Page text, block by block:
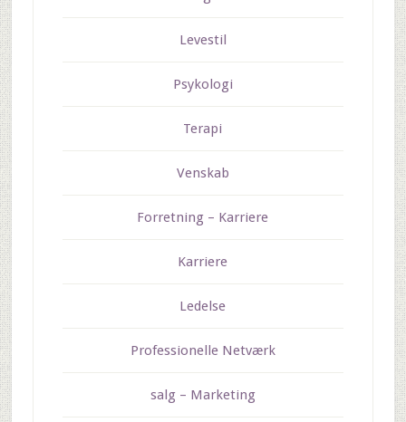
Levestil
Psykologi
Terapi
Venskab
Forretning – Karriere
Karriere
Ledelse
Professionelle Netværk
salg – Marketing